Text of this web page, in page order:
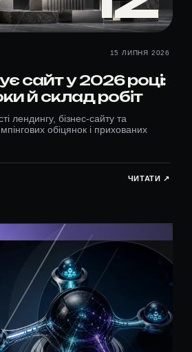
15 ЛИПНЯ 2026
сайт у 2026 році:
й склад робіт
лендингу, бізнес-сайту та
обіцянок і прихованих
ЧИТАТИ ↗︎